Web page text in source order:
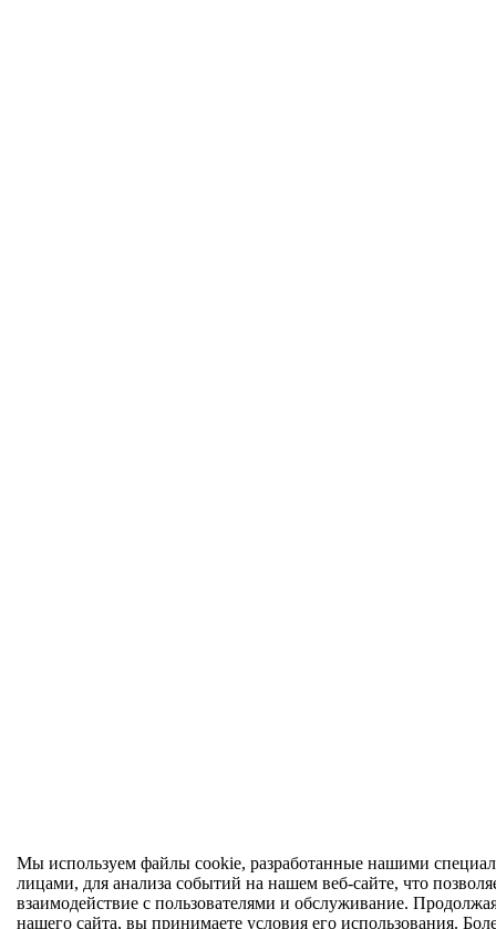
Мы используем файлы cookie, разработанные нашими
лицами, для анализа событий на нашем веб-сайте, что
взаимодействие с пользователями и обслуживание.
нашего сайта, вы принимаете условия его использования.